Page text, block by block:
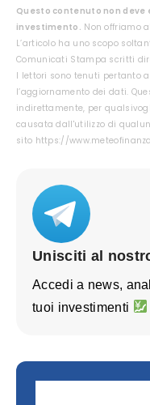
Questo contenuto non deve
investimento. Non offriamo
L’articolo ha uno scopo
Comunicati Stampa scritti
I lettori sono tenuti pertanto
l’aggiornamento dei dati.
indirettamente, per
causata dall'utilizzo di
sito https://
Unisciti al
Accedi a news,
tuoi investimenti